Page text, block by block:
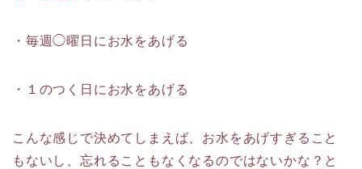
・毎週◯曜日にお水をあげる
・１のつく日にお水をあげる
こんな感じで決めてしまえば、お水をあげすぎること
もないし、忘れることもなくなるのではないかな？と